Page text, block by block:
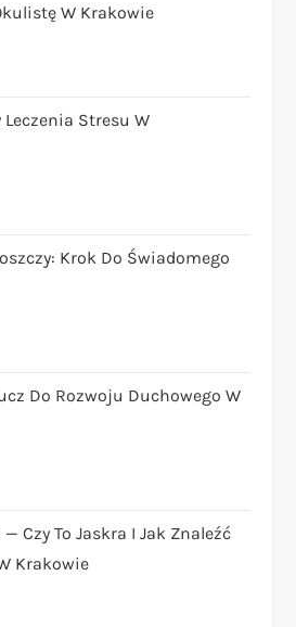
W Krakowie
Stresu W
Krok Do Świadomego
Do Rozwoju Duchowego W
Czy To Jaskra I Jak Znaleźć
Krakowie